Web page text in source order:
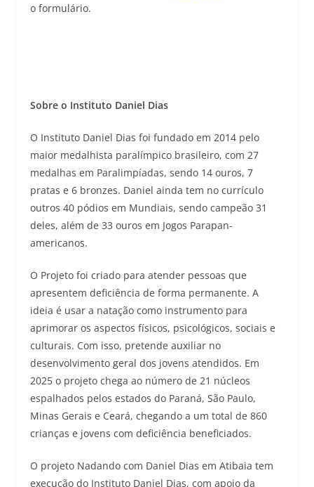
o formulário.
Sobre o Instituto Daniel Dias
O Instituto Daniel Dias foi fundado em 2014 pelo
maior medalhista paralímpico brasileiro, com 27
medalhas em Paralimpíadas, sendo 14 ouros, 7
pratas e 6 bronzes. Daniel ainda tem no currículo
outros 40 pódios em Mundiais, sendo campeão 31
deles, além de 33 ouros em Jogos Parapan-
americanos.
O Projeto foi criado para atender pessoas que
apresentem deficiência de forma permanente. A
ideia é usar a natação como instrumento para
aprimorar os aspectos físicos, psicológicos, sociais e
culturais. Com isso, pretende auxiliar no
desenvolvimento geral dos jovens atendidos. Em
2025 o projeto chega ao número de 21 núcleos
espalhados pelos estados do Paraná, São Paulo,
Minas Gerais e Ceará, chegando a um total de 860
crianças e jovens com deficiência beneficiados.
O projeto Nadando com Daniel Dias em Atibaia tem
execução do Instituto Daniel Dias, com apoio da